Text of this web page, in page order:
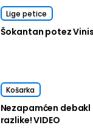
Lige petice
Šokantan potez
Košarka
Nezapamćen debakl
razlike! VIDEO